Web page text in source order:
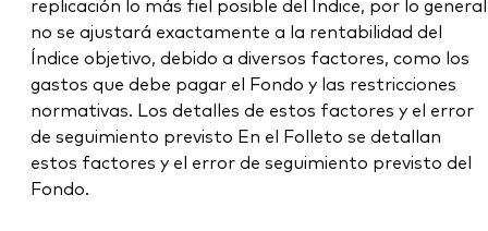
replicación lo más fiel posible del Índice, por lo general
no se ajustará exactamente a la rentabilidad del
Índice objetivo, debido a diversos factores, como los
gastos que debe pagar el Fondo y las restricciones
normativas. Los detalles de estos factores y el error
de seguimiento previsto En el Folleto se detallan
estos factores y el error de seguimiento previsto del
Fondo.